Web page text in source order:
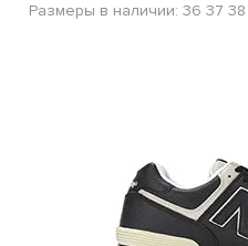
Размеры в наличии: 36 37 38